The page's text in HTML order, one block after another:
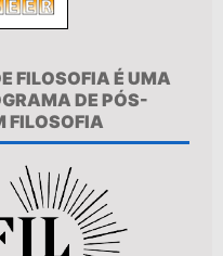
FILOSOFIA É UMA
DE PÓS-
FILOSOFIA